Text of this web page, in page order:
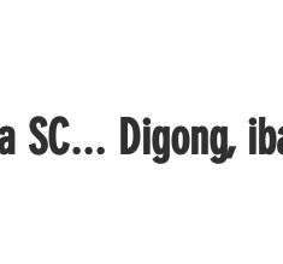
SC... Digong,